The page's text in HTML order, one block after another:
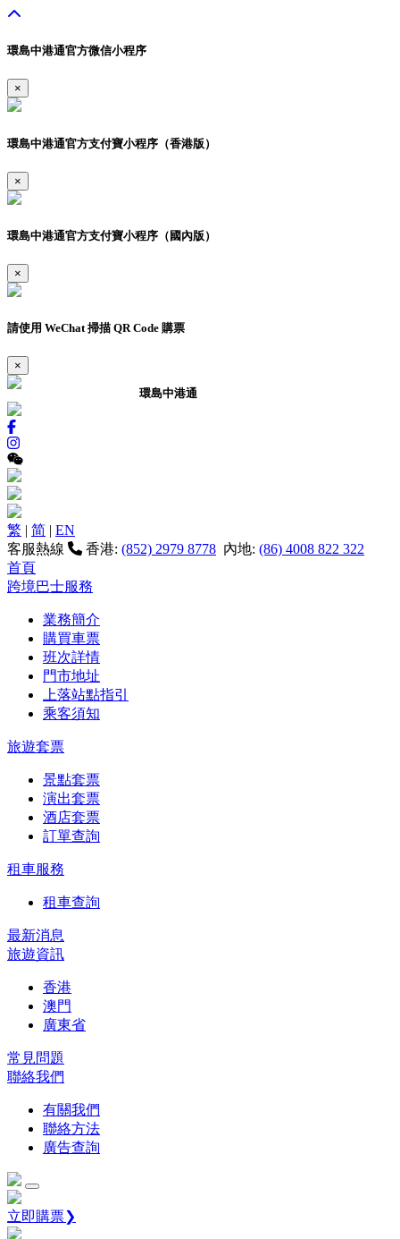
環島中港通官方微信小程序
×
環島中港通官方支付寶小程序（香港版）
×
環島中港通官方支付寶小程序（國內版）
×
請使用 WeChat 掃描 QR Code 購票
×
環島中港通
繁 | 简 | EN
客服熱線
香港: (852) 2979 8778 內地: (86) 4008 822 322
首頁
跨境巴士服務
業務簡介
購買車票
班次詳情
門市地址
上落站點指引
乘客須知
旅遊套票
景點套票
演出套票
酒店套票
訂單查詢
租車服務
租車查詢
最新消息
旅遊資訊
香港
澳門
廣東省
常見問題
聯絡我們
有關我們
聯絡方法
廣告查詢
立即購票❯